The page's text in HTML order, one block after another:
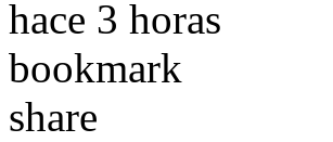
hace 3 horas
bookmark
share